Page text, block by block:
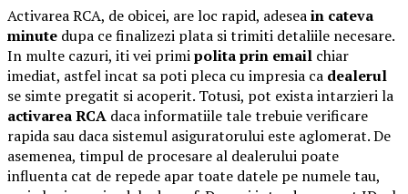
Activarea RCA, de obicei, are loc rapid, adeseain cateva
minute dupa ce finalizezi plata si trimiti detaliile necesare.
In multe cazuri, iti vei primipolita prin email chiar
imediat, astfel incat sa poti pleca cu impresia ca dealerul
se simte pregatit si acoperit. Totusi, pot exista intarzieri la
activarea RCA daca informatiile tale trebuie verificare
rapida sau daca sistemul asiguratorului este aglomerat. De
asemenea, timpul de procesare al dealerului poate
influenta cat de repede apar toate datele pe numele tau,